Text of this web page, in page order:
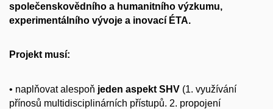
společenskovědního a humanitního výzkumu,
experimentálního vývoje a inovací ÉTA.
Projekt musí:
• naplňovat alespoň jeden aspekt SHV (1. využívání
přínosů multidisciplinárních přístupů. 2. propojení